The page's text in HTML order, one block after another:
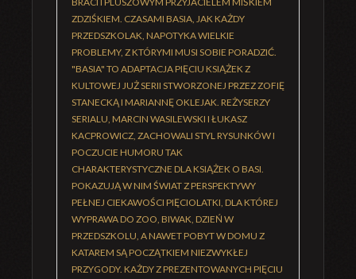
ZDZIŚKIEM. CZASAMI BASIA, JAK KAŻDY
PRZEDSZKOLAK, NAPOTYKA WIELKIE
PROBLEMY, Z KTÓRYMI MUSI SOBIE PORADZIĆ.
"BASIA" TO ADAPTACJA PIĘCIU KSIĄŻEK Z
KULTOWEJ JUŻ SERII STWORZONEJ PRZEZ ZOFIĘ
STANECKĄ I MARIANNĘ OKLEJAK. REŻYSERZY
SERIALU, MARCIN WASILEWSKI I ŁUKASZ
KACPROWICZ, ZACHOWALI STYL RYSUNKÓW I
POCZUCIE HUMORU TAK
CHARAKTERYSTYCZNE DLA KSIĄŻEK O BASI.
POKAZUJĄ W NIM ŚWIAT Z PERSPEKTYWY
PEŁNEJ CIEKAWOŚCI PIĘCIOLATKI, DLA KTÓREJ
WYPRAWA DO ZOO, BIWAK, DZIEŃ W
PRZEDSZKOLU, A NAWET POBYT W DOMU Z
KATAREM SĄ POCZĄTKIEM NIEZWYKŁEJ
PRZYGODY. KAŻDY Z PREZENTOWANYCH PIĘCIU